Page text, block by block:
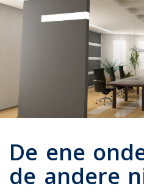
De ene
de andere